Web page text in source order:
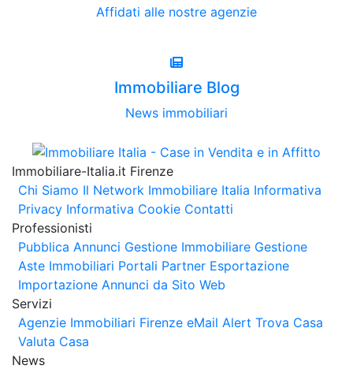
Affidati alle nostre agenzie
Immobiliare Blog
News immobiliari
Immobiliare-Italia.it Firenze
Chi Siamo Il Network Immobiliare Italia Informativa
Privacy Informativa Cookie Contatti
Professionisti
Pubblica Annunci Gestione Immobiliare Gestione
Aste Immobiliari Portali Partner Esportazione
Importazione Annunci da Sito Web
Servizi
Agenzie Immobiliari Firenze eMail Alert Trova Casa
Valuta Casa
News